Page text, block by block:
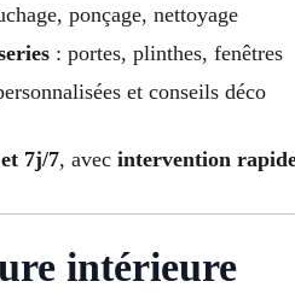
ponçage, nettoyage
: portes, plinthes, fenêtres
et conseils déco
7j/7, avec intervention
intérieure